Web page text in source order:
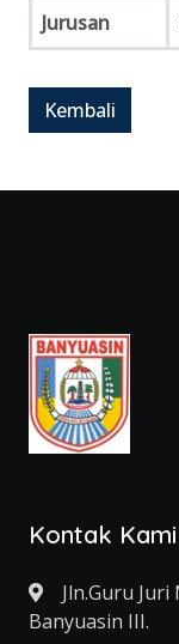
Jurusan
Kontak Kami
Jln.Guru Juri
Banyuasin III.